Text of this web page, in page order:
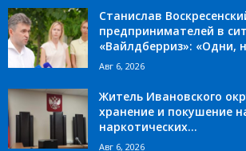
Станислав
предпринимателей в
«Вайлдберриз»: «Одни,
Авг 6, 2026
Житель Ивановского
хранение и покушение
наркотических...
Авг 6, 2026